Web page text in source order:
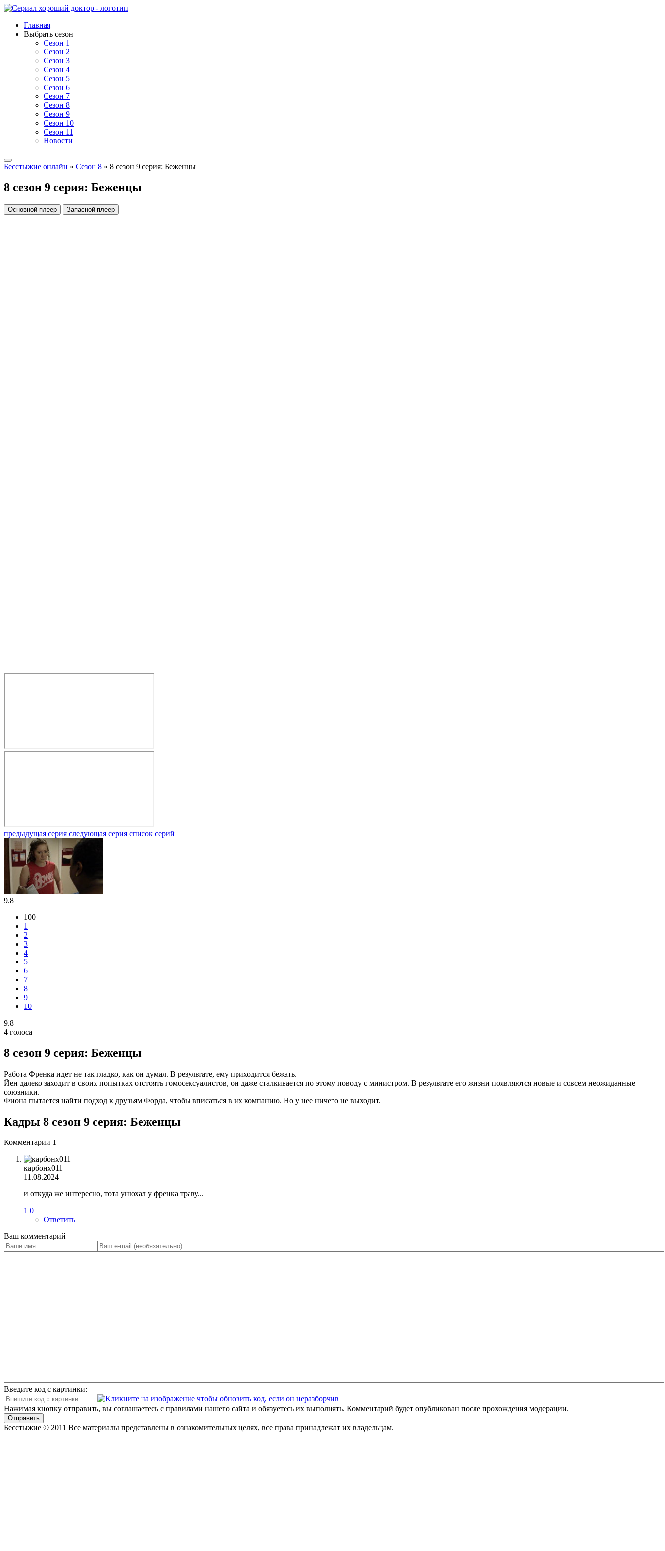
Главная
Выбрать сезон
Сезон 1
Сезон 2
Сезон 3
Сезон 4
Сезон 5
Сезон 6
Сезон 7
Сезон 8
Сезон 9
Сезон 10
Сезон 11
Новости
Бесстыжие онлайн » Сезон 8 » 8 сезон 9 серия: Беженцы
8 сезон 9 серия: Беженцы
Основной плеер Запасной плеер
предыдущая серия следующая серия список серий
9.8
100
1
2
3
4
5
6
7
8
9
10
9.8
4 голоса
8 сезон 9 серия: Беженцы
Работа Френка идет не так гладко, как он думал. В результате, ему приходится бежать.
Йен далеко заходит в своих попытках отстоять гомосексуалистов, он даже сталкивается по этому поводу с министром. В результате его жизни появляются новые и совсем неожиданные
союзники.
Фиона пытается найти подход к друзьям Форда, чтобы вписаться в их компанию. Но у нее ничего не выходит.
Кадры 8 сезон 9 серия: Беженцы
Комментарии 1
карбонх011
11.08.2024
и откуда же интересно, тота унюхал у френка траву...
1 0
Ответить
Ваш комментарий
Введите код с картинки:
Нажимая кнопку отправить, вы соглашаетесь с правилами нашего сайта и обязуетесь их выполнять. Комментарий будет опубликован после прохождения модерации.
Отправить
Бесстыжие © 2011 Все материалы представлены в ознакомительных целях, все права принадлежат их владельцам.